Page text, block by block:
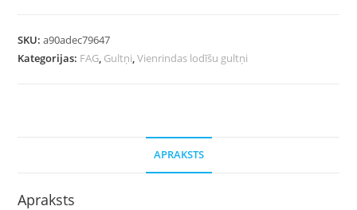
SKU:a90adec79647
Kategorijas: FAG, Gultņi,Vienrindas lodīšu gultņi
APRAKSTS
Apraksts